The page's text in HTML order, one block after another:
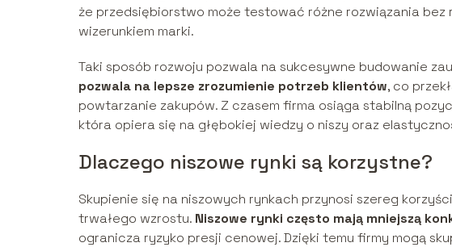
że przedsiębiorstwo może testować różne rozwiązania
wizerunkiem marki.
Taki sposób rozwoju pozwala na sukcesywne budowanie
pozwala na lepsze zrozumienie potrzeb klientów, co
powtarzanie zakupów. Z czasem firma osiąga stabilną
która opiera się na głębokiej wiedzy o niszy oraz
Dlaczego niszowe rynki są korzystne?
Skupienie się na niszowych rynkach przynosi szereg
trwałego wzrostu. Niszowe rynki często mają mniejszą
ogranicza ryzyko presji cenowej. Dzięki temu firmy mogą